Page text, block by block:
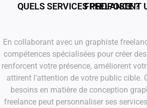
QUELS SERVICES PROPOSENT UN GRAPHISTE FREELANCE ?
En collaborant avec un graphiste
compétences spécialisées pour créer
renforcent votre présence, améliorent
attirent l’attention de votre public cible.
besoins en matière de conception
freelance peut personnaliser ses